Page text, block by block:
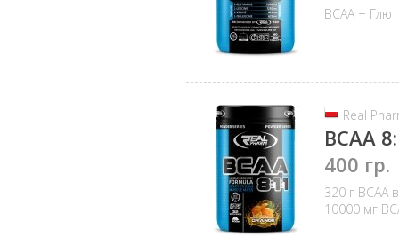
ВСАА +
Real
BCAA
400 гр.
320 г ВСАА
10000 мг